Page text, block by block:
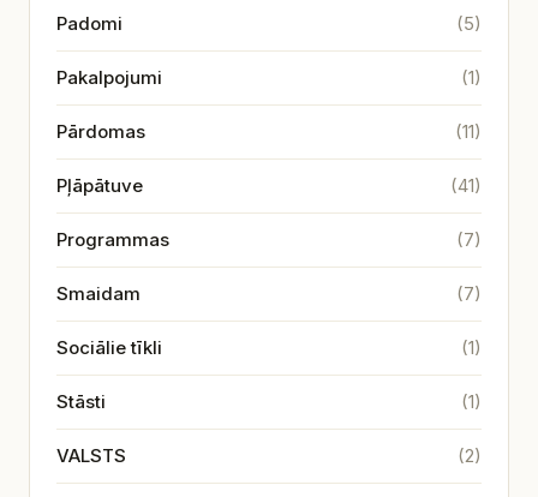
Padomi (5)
Pakalpojumi (1)
Pārdomas (11)
Pļāpātuve (41)
Programmas (7)
Smaidam (7)
Sociālie tīkli (1)
Stāsti (1)
VALSTS (2)